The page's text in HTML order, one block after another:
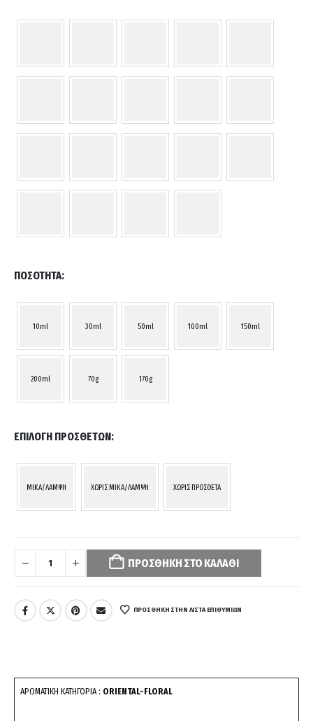
ΠΟΣΌΤΗΤΑ
10ml 30ml 50ml 100ml 150ml
200ml 70g 170g
ΕΠΙΛΟΓΉ ΠΡΌΣΘΕΤΩΝ
MIKA/ΛΑΜΨΗ ΧΩΡΙΣ MIKA/ΛΑΜΨΗ ΧΩΡΙΣ ΠΡΟΣΘΕΤΑ
Your
selection
has
been
reset.
Please
before
ΠΡΟΣΘΉΚΗ ΣΤΟ ΚΑΛΆΘΙ
ΠΡΌΣΘΉΚΗ ΣΤΗΝ ΛΊΣΤΑ ΕΠΙΘΥΜΙΏΝ
ΑΡΩΜΑΤΙΚΗ ΚΑΤΗΓΟΡΙΑ : ORIENTAL-FLORAL